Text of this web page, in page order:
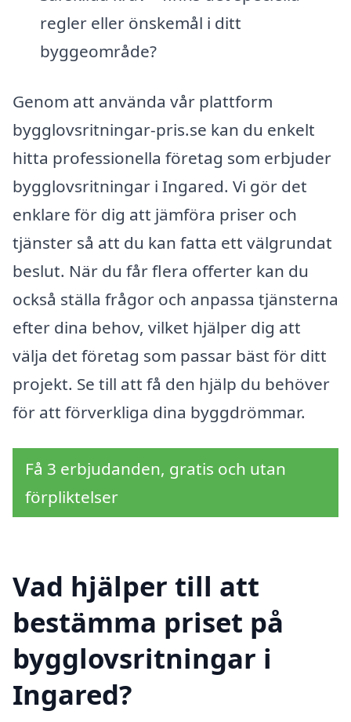
regler eller önskemål i ditt
byggeområde?
Genom att använda vår plattform
bygglovsritningar-pris.se kan du enkelt
hitta professionella företag som erbjuder
bygglovsritningar i Ingared. Vi gör det
enklare för dig att jämföra priser och
tjänster så att du kan fatta ett välgrundat
beslut. När du får flera offerter kan du
också ställa frågor och anpassa tjänsterna
efter dina behov, vilket hjälper dig att
välja det företag som passar bäst för ditt
projekt. Se till att få den hjälp du behöver
för att förverkliga dina byggdrömmar.
Få 3 erbjudanden, gratis och utan
förpliktelser
Vad hjälper till att
bestämma priset på
bygglovsritningar i
Ingared?